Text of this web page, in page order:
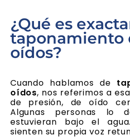
¿Qué es
taponamiento
oídos?
Cuando hablamos de
oídos, nos referimos a
de presión, de oído
Algunas personas lo
estuvieran bajo el
sienten su propia voz